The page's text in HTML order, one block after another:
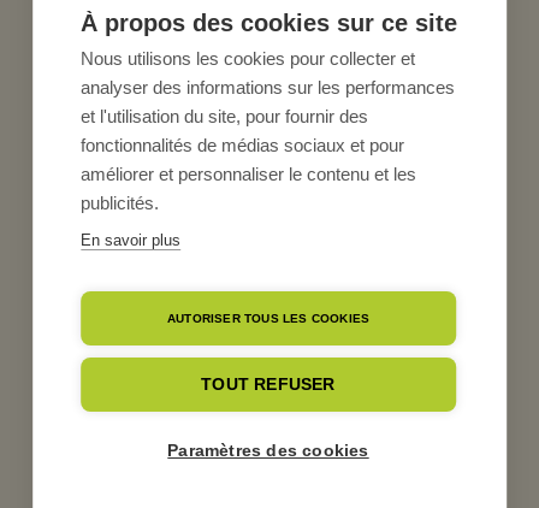
À propos des cookies sur ce site
Nous utilisons les cookies pour collecter et
analyser des informations sur les performances
et l'utilisation du site, pour fournir des
fonctionnalités de médias sociaux et pour
améliorer et personnaliser le contenu et les
publicités.
En savoir plus
AUTORISER TOUS LES COOKIES
TOUT REFUSER
Paramètres des cookies
1000éleveurs adhérents